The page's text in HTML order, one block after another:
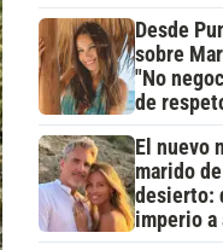
Desde
sobre
"No
de
El nuevo
marido
desierto:
imperio